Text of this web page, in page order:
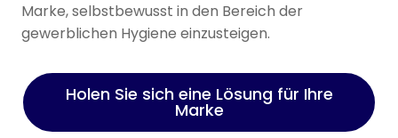
Marke, selbstbewusst in den Bereich der
gewerblichen Hygiene einzusteigen.
Holen Sie sich eine Lösung für Ihre
Marke